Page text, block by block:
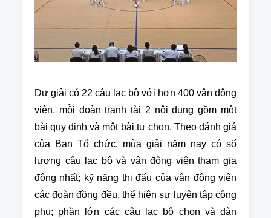
Dự giải có 22 câu lạc bộ với hơn 400 vận động
viên, mỗi đoàn tranh tài 2 nội dung gồm một
bài quy định và một bài tự chọn. Theo đánh giá
của Ban Tổ chức, mùa giải năm nay có số
lượng câu lạc bộ và vận động viên tham gia
đông nhất; kỹ năng thi đấu của vận động viên
các đoàn đồng đều, thể hiện sự luyện tập công
phu; phần lớn các câu lạc bộ chọn và dàn